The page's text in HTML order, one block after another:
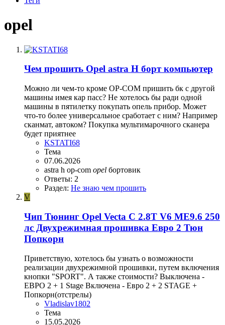
opel
Чем прошить Opel astra H борт компьютер
Можно ли чем-то кроме OP-COM пришить бк с другой
машины имея кар пасс? Не хотелось бы ради одной
машины в пятилетку покупать опель прибор. Может
что-то более универсальное сработает с ним? Например
сканмат, автоком? Покупка мультимарочного сканера
будет приятнее
KSTATI68
Тема
07.06.2026
astra h op-com opel бортовик
Ответы: 2
Раздел: Не знаю чем прошить
V
Чип Тюнинг Opel Vecta C 2.8T V6 ME9.6 250
лс Двухрежимная прошивка Евро 2 Тюн
Попкорн
Приветствую, хотелось бы узнать о возможности
реализации двухрежимной прошивки, путем включения
кнопки "SPORT". А также стоимости? Выключена -
ЕВРО 2 + 1 Stage Включена - Евро 2 + 2 STAGE +
Попкорн(отстрелы)
Vladislav1802
Тема
15.05.2026